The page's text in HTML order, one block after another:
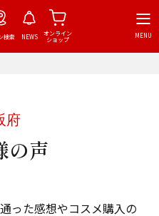
検索 NEWS
オンライン
ショップ
MENU
府
の声
った感想やコスメ購入の